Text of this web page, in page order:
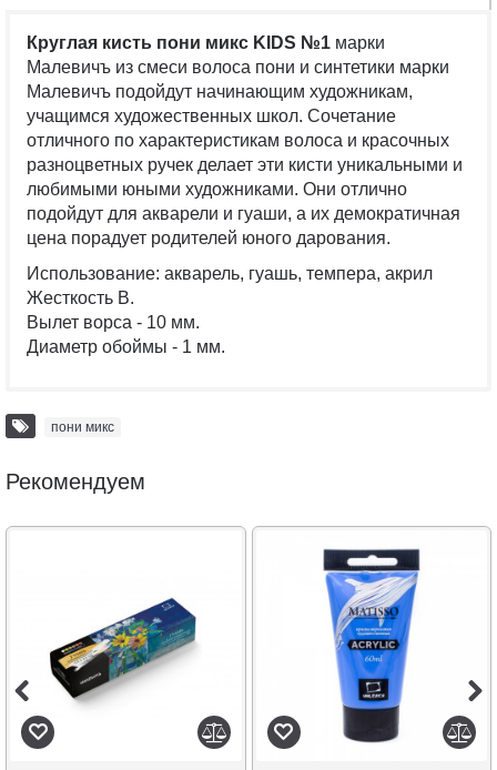
Круглая кисть пони микс KIDS №1 марки
Малевичъ из смеси волоса пони и синтетики марки
Малевичъ подойдут начинающим художникам,
учащимся художественных школ. Сочетание
отличного по характеристикам волоса и красочных
разноцветных ручек делает эти кисти уникальными и
любимыми юными художниками. Они отлично
подойдут для акварели и гуаши, а их демократичная
цена порадует родителей юного дарования.
Использование: акварель, гуашь, темпера, акрил
Жесткость B.
Вылет ворса - 10 мм.
Диаметр обоймы - 1 мм.
пони микс
Рекомендуем